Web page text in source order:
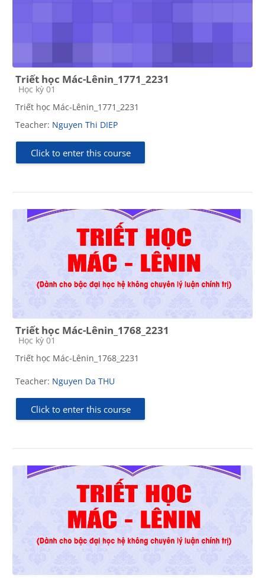
Triết học Mác-Lênin_1771_2231
Course category
Học kỳ 01
Triết học Mác-Lênin_1771_2231
Teacher: Nguyen Thi DIEP
Click to enter this course
Triết học Mác-Lênin_1768_2231
Course category
Học kỳ 01
Triết học Mác-Lênin_1768_2231
Teacher: Nguyen Da THU
Click to enter this course